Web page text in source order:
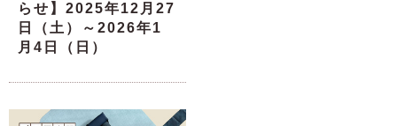
らせ】2025年12月27
日（土）～2026年1
月4日（日）